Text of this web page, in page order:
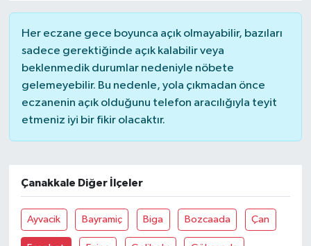
Her eczane gece boyunca açık olmayabilir, bazıları
sadece gerektiğinde açık kalabilir veya
beklenmedik durumlar nedeniyle nöbete
gelemeyebilir. Bu nedenle, yola çıkmadan önce
eczanenin açık olduğunu telefon aracılığıyla teyit
etmeniz iyi bir fikir olacaktır.
Çanakkale Diğer İlçeler
Ayvacik Bayramiç Biga Bozcaada Çan